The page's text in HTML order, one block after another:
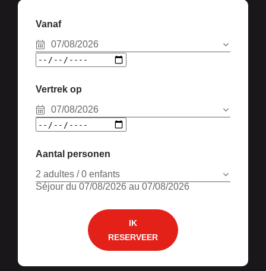
Vanaf
07/08/2026
Vertrek op
07/08/2026
Aantal personen
2 adultes / 0 enfants
Séjour du 07/08/2026 au 07/08/2026
IK
RESERVEER